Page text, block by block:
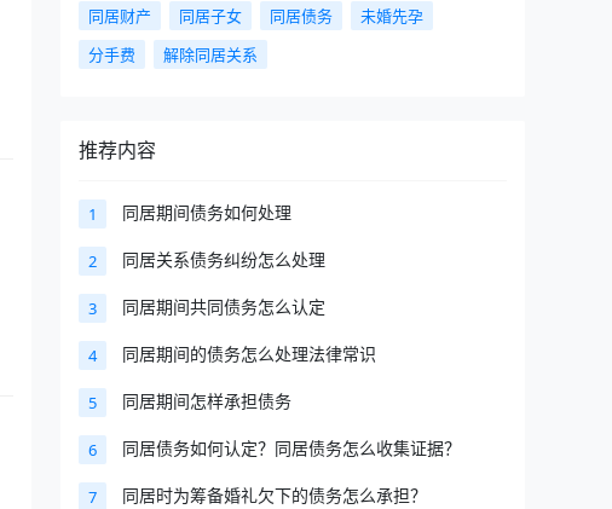
同居财产 同居子女 同居债务
未婚先孕
分手费
解除同居关系
推荐内容
1 同居期间债务如何处理
2 同居关系债务纠纷怎么处理
3 同居期间共同债务怎么认定
4 同居期间的债务怎么处理法律常识
5 同居期间怎样承担债务
6 同居债务如何认定？同居债务怎么收集证据？
7 同居时为筹备婚礼欠下的债务怎么承担？